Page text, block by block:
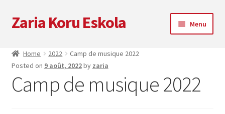
Skip
to
Skip
to
Zaria Koru Eskola Menu
Zaria Koru Eskola
enfant
le
Home 2022
Camp de musique 2022
Posted on 9 août, 2022by zaria
Camp de musique 2022